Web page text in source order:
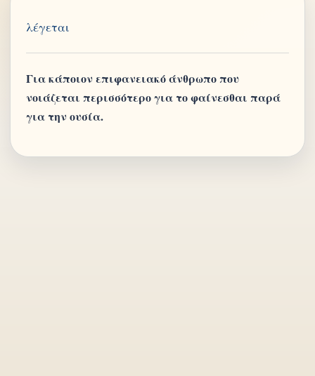
λέγεται
Για κάποιον επιφανειακό άνθρωπο που
νοιάζεται περισσότερο για το φαίνεσθαι παρά
για την ουσία.